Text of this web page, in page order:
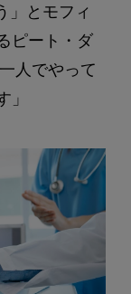
」とモフィ
ピート・ダ
人でやって